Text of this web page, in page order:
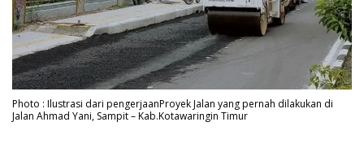
Photo : Ilustrasi dari pengerjaanProyek Jalan yang pernah dilakukan di
Jalan Ahmad Yani, Sampit – Kab.Kotawaringin Timur